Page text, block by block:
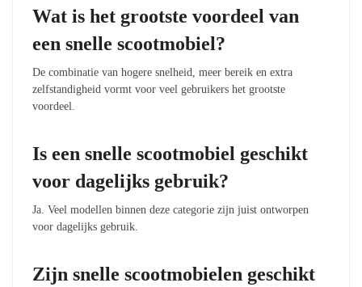
Wat is het grootste voordeel van
een snelle scootmobiel?
De combinatie van hogere snelheid, meer bereik en extra
zelfstandigheid vormt voor veel gebruikers het grootste
voordeel.
Is een snelle scootmobiel geschikt
voor dagelijks gebruik?
Ja. Veel modellen binnen deze categorie zijn juist ontworpen
voor dagelijks gebruik.
Zijn snelle scootmobielen geschikt